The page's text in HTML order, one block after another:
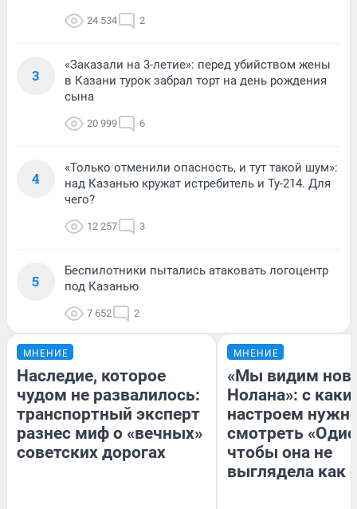
24 534 2
3
«Заказали на 3-летие»: перед убийством жены
в Казани турок забрал торт на день рождения
сына
20 999 6
4
«Только отменили опасность, и тут такой шум»:
над Казанью кружат истребитель и Ту-214. Для
чего?
12 257 3
5
Беспилотники пытались атаковать логоцентр
под Казанью
7 652 2
МНЕНИЕ
Наследие, которое
чудом не развалилось:
транспортный эксперт
разнес миф о «вечных»
советских дорогах
МНЕНИЕ
«Мы видим
Нолана»: с
настроем
смотреть
чтобы она не
выглядела как